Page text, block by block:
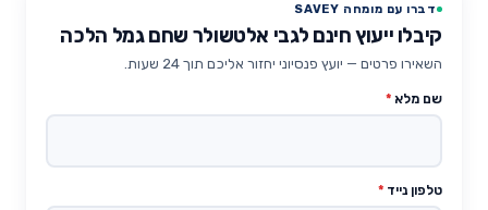
דברו עם מומחה SAVEY
קיבלו ייעוץ חינם לגבי אלטשולר שחם גמל הלכה
השאירו פרטים — יועץ פנסיוני יחזור אליכם תוך 24 שעות.
שם מלא *
טלפון נייד *